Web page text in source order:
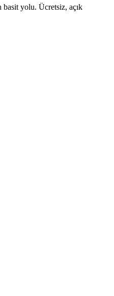
basit yolu. Ücretsiz, açık